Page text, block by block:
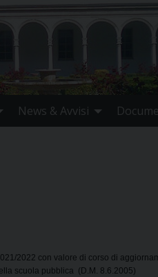
News & Avvisi
2022 con valore di corso di
scuola pubblica (D.M. 8.6.2005)